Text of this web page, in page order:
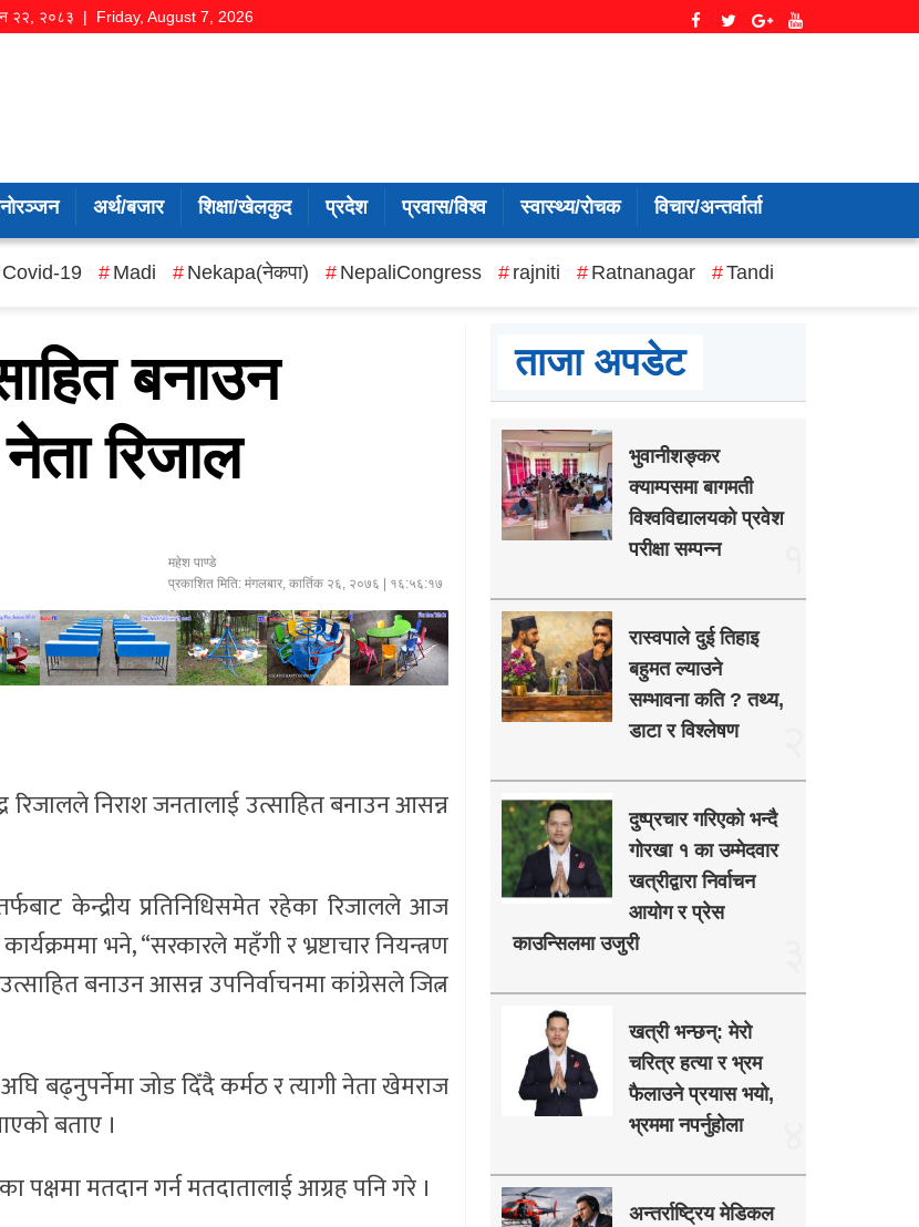
२२, २०८३ | Friday, August 7, 2026
अर्थ/बजार शिक्षा/खेलकुद प्रदेश प्रवास/विश्व स्वास्थ्य/रोचक विचार/अन्तर्वार्ता
Covid-19 Madi Nekapa(नेकपा) NepaliCongress rajniti Ratnanagar Tandi
बनाउन
रिजाल
महेश पाण्डे
प्रकाशित मिति:मंगलबार, कार्तिक २६, २०७६ | १६:५६:१७
रिजालले निराश जनतालाई उत्साहित बनाउन आसन्न
केन्द्रीय प्रतिनिधिसमेत रहेका रिजालले आज
भने, “सरकारले महँगी र भ्रष्टाचार नियन्त्रण
बनाउन आसन्न उपनिर्वाचनमा कांग्रेसले जित्न
बढ्नुपर्नेमा जोड दिँदै कर्मठ र त्यागी नेता खेमराज
बताए ।
पक्षमा मतदान गर्न मतदातालाई आग्रह पनि गरे ।
ताजा अपडेट
भुवानीशङ्कर
क्याम्पसमा बागमती
विश्वविद्यालयको प्रवेश
परीक्षा सम्पन्न
रास्वपाले दुई तिहाइ
बहुमत ल्याउने
सम्भावना कति ? तथ्य,
डाटा र विश्लेषण
दुष्प्रचार गरिएको भन्दै
गोरखा १ का उम्मेदवार
खत्रीद्वारा निर्वाचन
आयोग र प्रेस
काउन्सिलमा उजुरी
खत्री भन्छन्: मेरो
चरित्र हत्या र भ्रम
फैलाउने प्रयास भयो,
भ्रममा नपर्नुहोला
अन्तर्राष्ट्रिय मेडिकल